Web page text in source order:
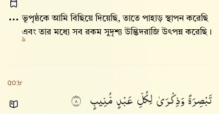
ভূপৃ‌ষ্ঠকে আমি বিছিয়ে দিয়েছি, তাতে পাহাড় স্থাপন করেছি
এবং তার মধ্যে সব রকম সুদৃশ্য উদ্ভিদরাজি উৎপন্ন করেছি।
৯
৫০:৮
تَبْصِرَةًوَذِكْرَىٰلِكُلِّعَبْدٍمُّنِيبٍ ٨